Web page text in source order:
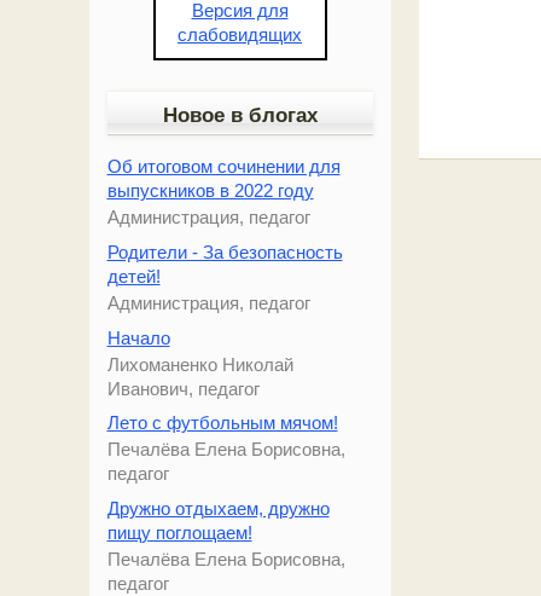
Версия для
слабовидящих
Новое в блогах
Об итоговом сочинении для
выпускников в 2022 году
Администрация, педагог
Родители - За безопасность
детей!
Администрация, педагог
Начало
Лихоманенко Николай
Иванович, педагог
Лето с футбольным мячом!
Печалёва Елена Борисовна,
педагог
Дружно отдыхаем, дружно
пищу поглощаем!
Печалёва Елена Борисовна,
педагог